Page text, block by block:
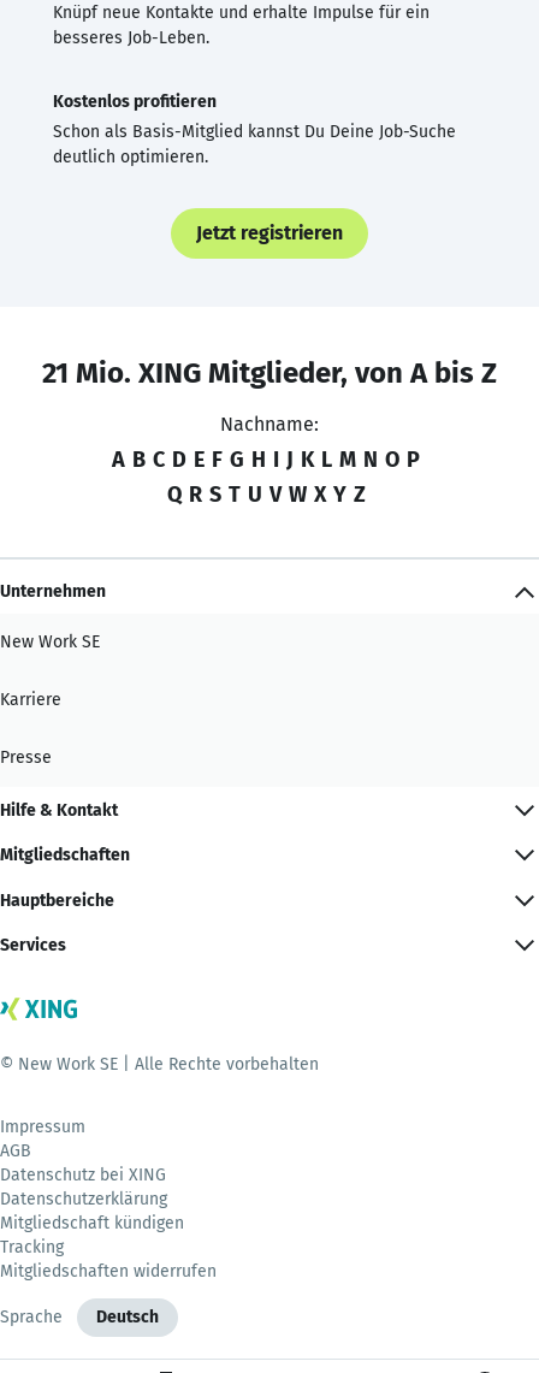
Knüpf neue Kontakte und erhalte Impulse für ein
besseres Job-Leben.
Kostenlos profitieren
Schon als Basis-Mitglied kannst Du Deine Job-Suche
deutlich optimieren.
Jetzt registrieren
21 Mio. XING Mitglieder, von A bis Z
Nachname:
A B C D E F G H I J K L M N O P
Q R S T U V W X Y Z
Unternehmen
New Work SE
Karriere
Presse
Hilfe & Kontakt
Mitgliedschaften
Hauptbereiche
Services
© New Work SE | Alle Rechte vorbehalten
Impressum
AGB
Datenschutz bei XING
Datenschutzerklärung
Mitgliedschaft kündigen
Tracking
Mitgliedschaften widerrufen
Sprache Deutsch